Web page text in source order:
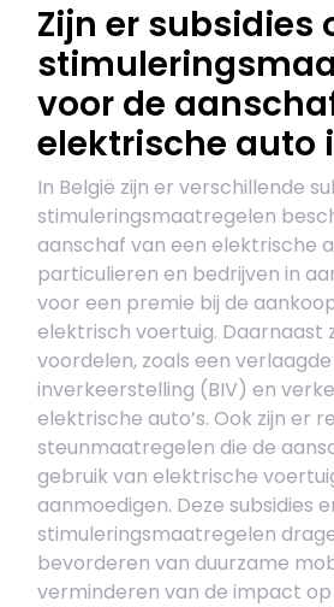
Zijn er subsidies
voor de
elektrische auto
In België zijn er verschillende
stimuleringsmaatregelen
aanschaf van een elektrische
particulieren en bedrijven in
voor een premie bij de
elektrisch voertuig. Daarnaast
voordelen, zoals een
inverkeerstelling (BIV) en
elektrische auto’s. Ook zijn er
steunmaatregelen die de
gebruik van elektrische
aanmoedigen. Deze subsidies
stimuleringsmaatregelen
bevorderen van duurzame
verminderen van de impact op